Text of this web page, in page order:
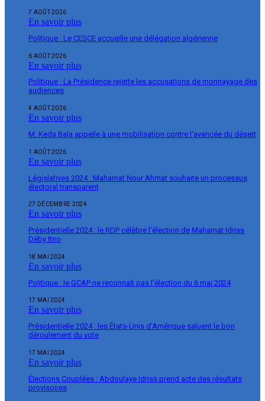
7 AOÛT 2026
En savoir plus
Politique : Le CESCE accueille une délégation algérienne
6 AOÛT 2026
En savoir plus
Politique : La Présidence rejette les accusations de monnayage des
audiences
4 AOÛT 2026
En savoir plus
M. Keda Bala appelle à une mobilisation contre l’avancée du désert
1 AOÛT 2026
En savoir plus
Législatives 2024 : Mahamat Nour Ahmat souhaite un processus
électoral transparent
27 DÉCEMBRE 2024
En savoir plus
Présidentielle 2024 : le RDP célèbre l’élection de Mahamat Idriss
Déby Itno
18 MAI 2024
En savoir plus
Politique : le GCAP ne reconnaît pas l’élection du 6 mai 2024
17 MAI 2024
En savoir plus
Présidentielle 2024 : les États-Unis d’Amérique saluent le bon
déroulement du vote
17 MAI 2024
En savoir plus
Élections Couplées : Abdoulaye Idriss prend acte des résultats
provisoires